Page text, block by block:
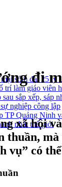
sớm đạt 25
trí làm giáo viên
sắp xếp, sáp
nghiệp công lập
TP Quảng Ninh
nhất thế giới
đi
xã hội
thuần,
có